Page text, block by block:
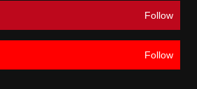
Follow
Follow